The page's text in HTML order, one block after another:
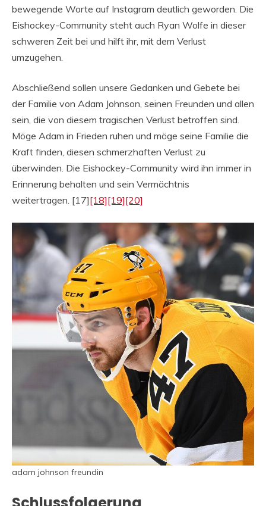
bewegende Worte auf Instagram deutlich geworden. Die
Eishockey-Community steht auch Ryan Wolfe in dieser
schweren Zeit bei und hilft ihr, mit dem Verlust
umzugehen.
Abschließend sollen unsere Gedanken und Gebete bei
der Familie von Adam Johnson, seinen Freunden und allen
sein, die von diesem tragischen Verlust betroffen sind.
Möge Adam in Frieden ruhen und möge seine Familie die
Kraft finden, diesen schmerzhaften Verlust zu
überwinden. Die Eishockey-Community wird ihn immer in
Erinnerung behalten und sein Vermächtnis
weitertragen. [17][18][19][20]
adam johnson freundin